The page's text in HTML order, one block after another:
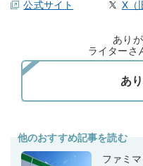
公式サイト X（
あり
ライターさ
他のおすすめ記事を読む
ファミ